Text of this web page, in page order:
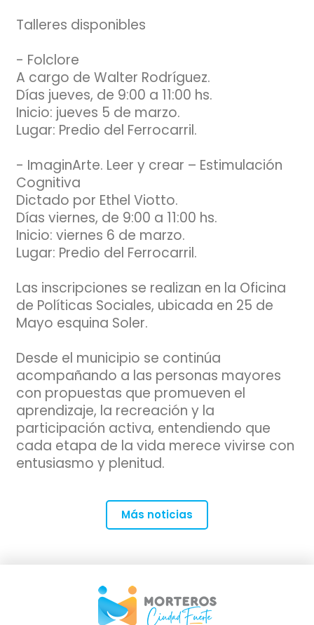
Talleres disponibles
- Folclore
A cargo de Walter Rodríguez.
Días jueves, de 9:00 a 11:00 hs.
Inicio: jueves 5 de marzo.
Lugar: Predio del Ferrocarril.
- ImaginArte. Leer y crear – Estimulación
Cognitiva
Dictado por Ethel Viotto.
Días viernes, de 9:00 a 11:00 hs.
Inicio: viernes 6 de marzo.
Lugar: Predio del Ferrocarril.
Las inscripciones se realizan en la Oficina
de Políticas Sociales, ubicada en 25 de
Mayo esquina Soler.
Desde el municipio se continúa
acompañando a las personas mayores
con propuestas que promueven el
aprendizaje, la recreación y la
participación activa, entendiendo que
cada etapa de la vida merece vivirse con
entusiasmo y plenitud.
Más noticias